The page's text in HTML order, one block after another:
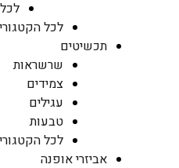
לכל
תכשיטים
שרשראות
צמידים
עגילים
טבעות
לכל
אביזרי אופנה